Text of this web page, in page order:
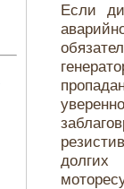
Если